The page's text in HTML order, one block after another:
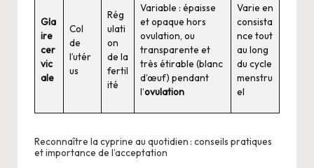
Gla
ire
cer
vic
ale
Col
de
l’utér
us
Rég
ulati
on
de la
fertil
ité
Variable : épaisse
et opaque hors
ovulation, ou
transparente et
très étirable (blanc
d’œuf) pendant
l’ovulation
Varie en
consista
nce tout
au long
du cycle
menstru
el
Reconnaître la cyprine au quotidien : conseils pratiques
et importance de l’acceptation